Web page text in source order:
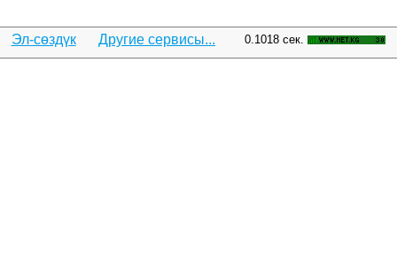
Эл-сөздүк Другие сервисы... 0.1018 сек.